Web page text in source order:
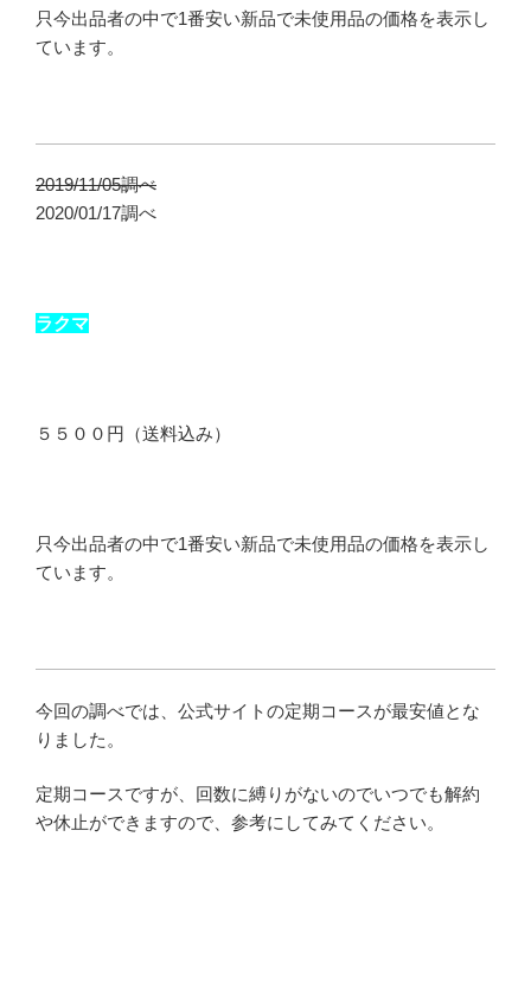
只今出品者の中で1番安い新品で未使用品の価格を表示し
ています。
2019/11/05調べ
2020/01/17調べ
ラクマ
５５００円（送料込み）
只今出品者の中で1番安い新品で未使用品の価格を表示し
ています。
今回の調べでは、公式サイトの定期コースが最安値とな
りました。
定期コースですが、回数に縛りがないのでいつでも解約
や休止ができますので、参考にしてみてください。